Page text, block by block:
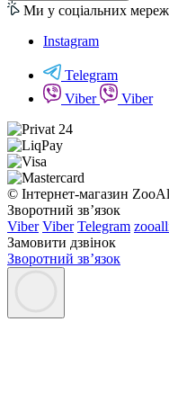
Ми у соціальних
Instagram
Telegram
Viber
Viber
© Інтернет-магазин
Зворотний зв’язок
Viber Viber Telegram
Замовити дзвінок
Зворотний зв’язок